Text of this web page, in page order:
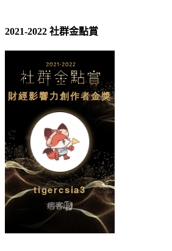
2021-2022 社群金點賞